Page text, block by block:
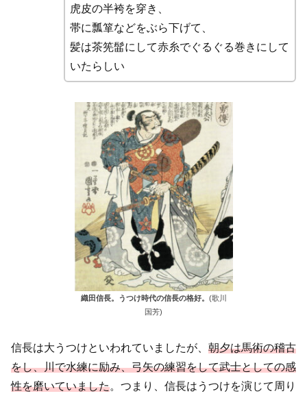
虎皮の半袴を穿き、
帯に瓢箪などをぶら下げて、
髪は茶筅髷にして赤糸でぐるぐる巻きにして
いたらしい
織田信長。うつけ時代の信長の格好。 (歌川
国芳)
信長は大うつけといわれていましたが、 朝夕は馬術の稽古
をし、川で水練に励み、弓矢の練習をして武士としての感
性を磨いていました。つまり、信長はうつけを演じて周り